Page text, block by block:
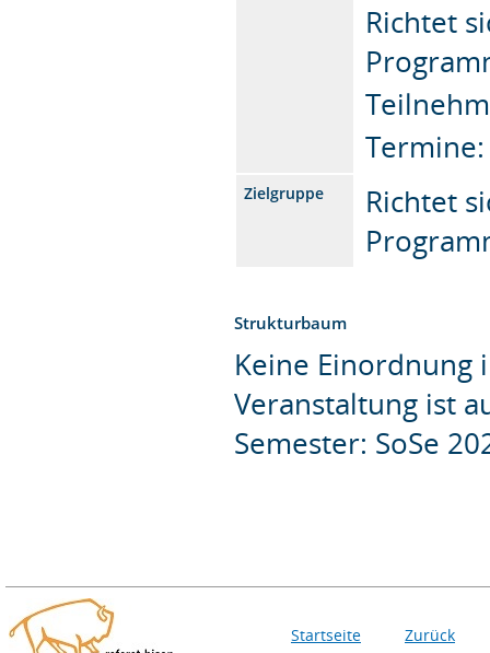
Richtet
Zielgruppe
Richtet
Strukturbaum
Keine Einordnung
Veranstaltung ist
Semester: SoSe
Startseite Zurück